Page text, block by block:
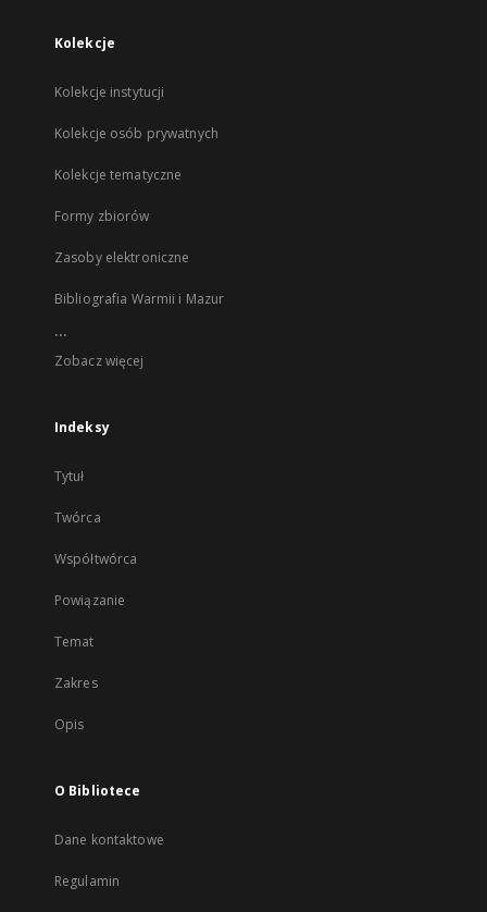
Kolekcje
Kolekcje instytucji
Kolekcje osób prywatnych
Kolekcje tematyczne
Formy zbiorów
Zasoby elektroniczne
Bibliografia Warmii i Mazur
...
Zobacz więcej
Indeksy
Tytuł
Twórca
Współtwórca
Powiązanie
Temat
Zakres
Opis
O Bibliotece
Dane kontaktowe
Regulamin